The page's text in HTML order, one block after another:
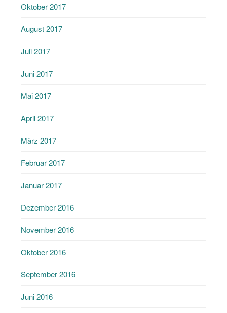
Oktober 2017
August 2017
Juli 2017
Juni 2017
Mai 2017
April 2017
März 2017
Februar 2017
Januar 2017
Dezember 2016
November 2016
Oktober 2016
September 2016
Juni 2016